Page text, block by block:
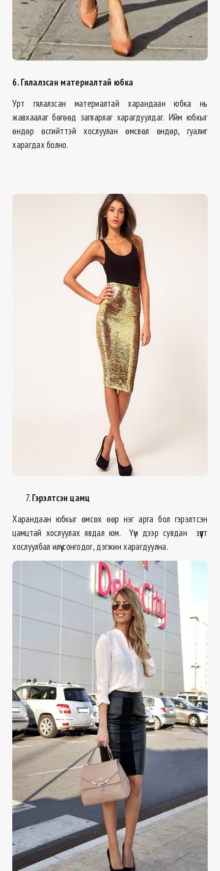
6. Гялалзсан материалтай юбка
Урт гялалзсан материалтай харандаан юбка нь
жавхаалаг бөгөөд загварлаг харагдуулдаг. Ийм юбкыг
өндөр өсгийттэй хослуулан өмсвөл өндөр, гуалиг
харагдах болно.
Гэрэлтсэн цамц
Харандаан юбкыг өмсөх өөр нэг арга бол гэрэлтсэн
цамцтай хослуулах явдал юм. Үүн дээр сувдан зүүлт
хослуулбал илүү сонгодог, дэгжин харагдуулна.